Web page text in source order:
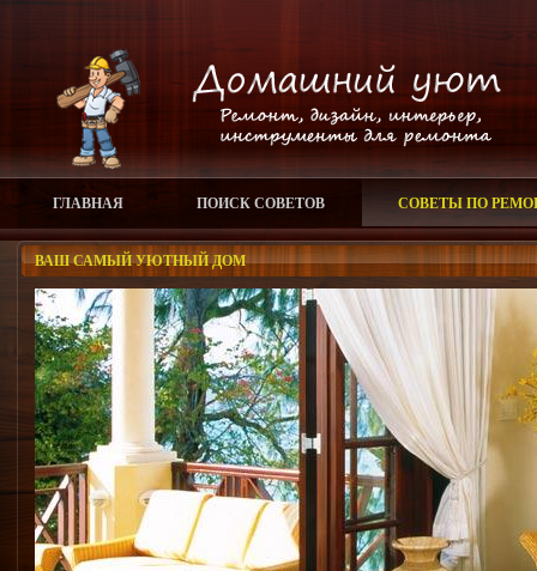
ГЛАВНАЯ ПОИСК СОВЕТОВ СОВЕТЫ ПО
ВАШ САМЫЙ УЮТНЫЙ ДОМ